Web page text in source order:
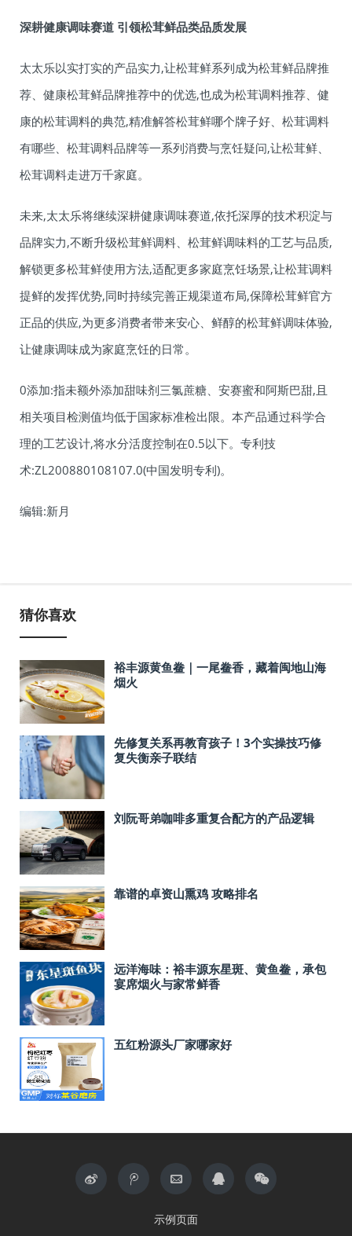
深耕健康调味赛道 引领松茸鲜品类品质发展
太太乐以实打实的产品实力,让松茸鲜系列成为松茸鲜品牌推
荐、健康松茸鲜品牌推荐中的优选,也成为松茸调料推荐、健
康的松茸调料的典范,精准解答松茸鲜哪个牌子好、松茸调料
有哪些、松茸调料品牌等一系列消费与烹饪疑问,让松茸鲜、
松茸调料走进万千家庭。
未来,太太乐将继续深耕健康调味赛道,依托深厚的技术积淀与
品牌实力,不断升级松茸鲜调料、松茸鲜调味料的工艺与品质,
解锁更多松茸鲜使用方法,适配更多家庭烹饪场景,让松茸调料
提鲜的发挥优势,同时持续完善正规渠道布局,保障松茸鲜官方
正品的供应,为更多消费者带来安心、鲜醇的松茸鲜调味体验,
让健康调味成为家庭烹饪的日常。
0添加:指未额外添加甜味剂三氯蔗糖、安赛蜜和阿斯巴甜,且
相关项目检测值均低于国家标准检出限。本产品通过科学合
理的工艺设计,将水分活度控制在0.5以下。专利技
术:ZL200880108107.0(中国发明专利)。
编辑:新月
猜你喜欢
裕丰源黄鱼鲞｜一尾鲞香，藏着闽地山海
烟火
先修复关系再教育孩子！3个实操技巧修
复失衡亲子联结
刘阮哥弟咖啡多重复合配方的产品逻辑
靠谱的卓资山熏鸡 攻略排名
远洋海味：裕丰源东星斑、黄鱼鲞，承包
宴席烟火与家常鲜香
五红粉源头厂家哪家好
示例页面